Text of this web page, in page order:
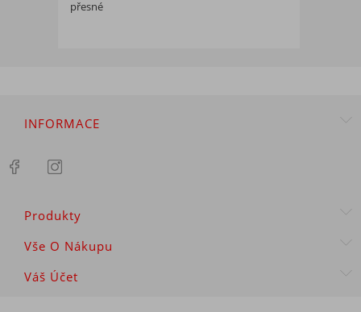
přesné
INFORMACE
Produkty
Vše O Nákupu
Váš Účet